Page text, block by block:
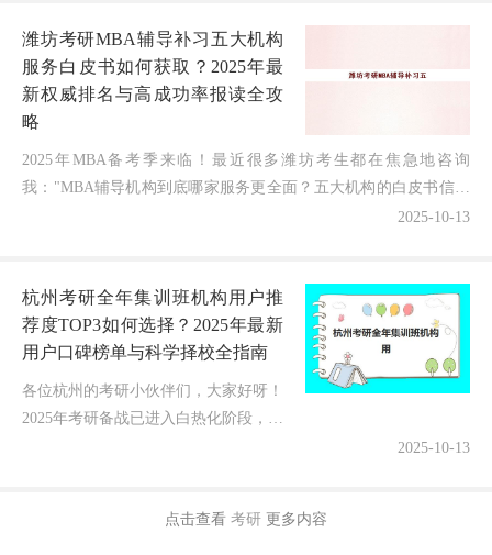
潍坊考研MBA辅导补习五大机构
服务白皮书如何获取？2025年最
新权威排名与高成功率报读全攻
略
2025年MBA备考季来临！最近很多潍坊考生都在焦急地咨询
我："MBA辅导机构到底哪家服务更全面？五大机构的白皮书信息
从哪里获取？"担心选错机构既浪费金钱又耽误职业发展！...2025-10-13
杭州考研全年集训班机构用户推
荐度TOP3如何选择？2025年最新
用户口碑榜单与科学择校全指南
各位杭州的考研小伙伴们，大家好呀！
2025年考研备战已进入白热化阶段，最
2025-10-13
点击查看 考研 更多内容